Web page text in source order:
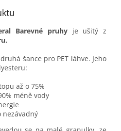
Barevné pruhy je ušitý z
šance pro PET láhve. Jeho
až o 75%
méně vody
nezávadný